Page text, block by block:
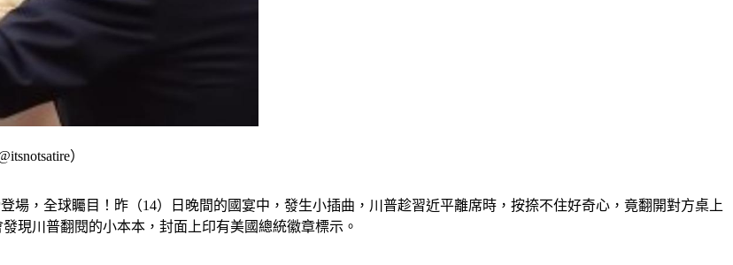
）
場，全球矚目！昨（14）日晚間的國宴中，發生小插曲，川普趁習近平離席時，按捺不住好奇心，竟翻開對方桌上
現川普翻閱的小本本，封面上印有美國總統徽章標示。